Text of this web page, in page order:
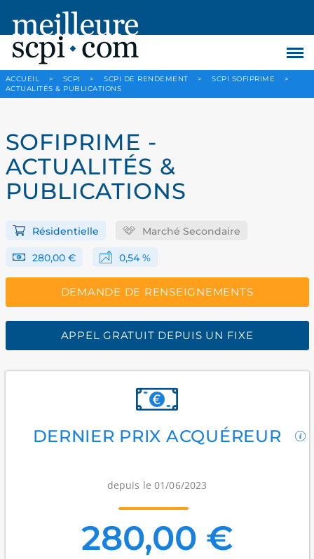
ACCUEIL > SCPI > SCPI DE RENDEMENT > SCPI SOFIPRIME
>
ACTUALITÉS & PUBLICATIONS
SOFIPRIME -
ACTUALITÉS &
PUBLICATIONS
Résidentielle Marché Secondaire
280,00 € 0,54 %
DEMANDE DE RENSEIGNEMENTS
APPEL GRATUIT DEPUIS UN FIXE
DERNIER PRIX ACQUÉREUR
depuis le 01/06/2023
280,00 €